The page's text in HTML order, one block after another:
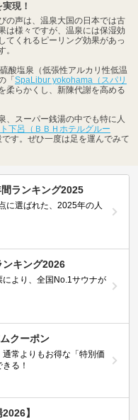
現！
の声は、温泉大国の日本では古
は様々ですが、温泉には保湿効
てくれるピーリング効果があっ
。
酸塩泉（低張性アルカリ性低温
「SpaLibur yokohama（スパリ
柔らかくし、新陳代謝を高める
、スーパー銭湯の中でも特に人
下呂（ＢＢＨホテルグルー
です。ぜひ一度は足を運んでみて
ランキング2025
に選ばれた、2025年の人
ンキング2026
より、全国No.1サウナが
クーポン
常よりもお得な「特別価
る！
】